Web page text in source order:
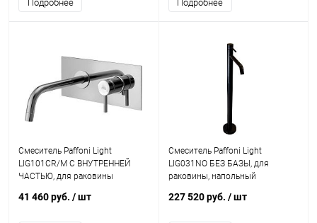
Подробнее Подробнее
Смеситель Paffoni Light
LIG101CR/M С ВНУТРЕННЕЙ
ЧАСТЬЮ, для раковины
41 460 руб. / шт
Смеситель Paffoni Light
LIG031NO БЕЗ БАЗЫ, для
раковины, напольный
227 520 руб. / шт